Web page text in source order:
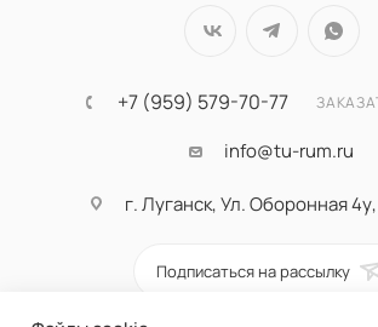
+7 (959) 579-70-77
info@tu-rum.ru
г. Луганск, Ул. Оборонная
Подписаться на рассылку